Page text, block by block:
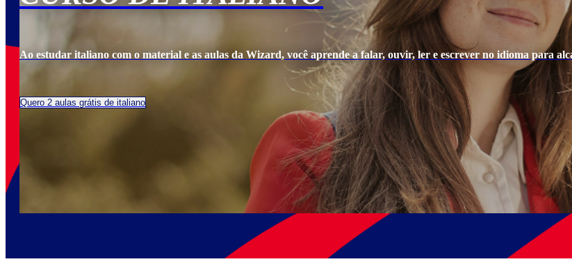
Ao estudar italiano com o material e as aulas da Wizard, você aprende a falar, ouvir, ler e escrever no idioma para
Quero 2 aulas grátis de italiano